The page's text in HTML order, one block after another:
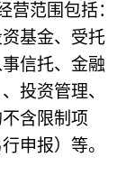
营范围包括：
基金、受托
信托、金融
投资管理、
含限制项
申报）等。